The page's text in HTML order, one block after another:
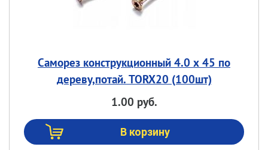
Саморез конструкционный 4.0 х 45 по
дереву,потай. TORX20 (100шт)
1.00 руб.